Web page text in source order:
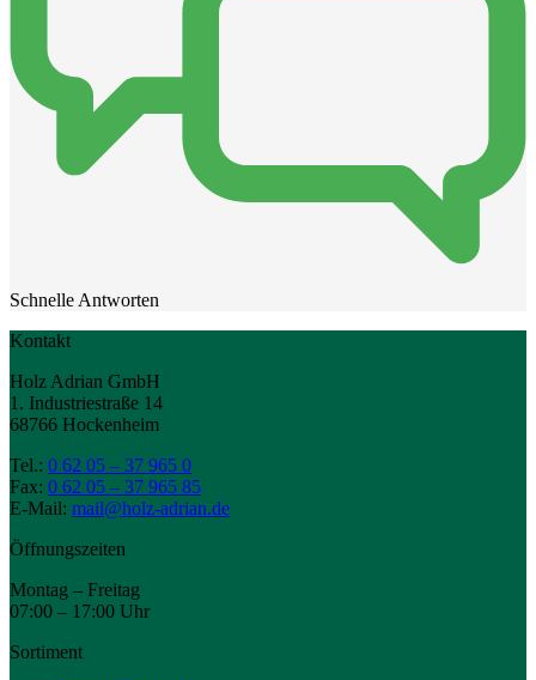
Schnelle Antworten
Kontakt
Holz Adrian GmbH
1. Industriestraße 14
68766 Hockenheim
Tel.: 0 62 05 – 37 965 0
Fax: 0 62 05 – 37 965 85
E-Mail: mail@holz-adrian.de
Öffnungszeiten
Montag – Freitag
07:00 – 17:00 Uhr
Sortiment